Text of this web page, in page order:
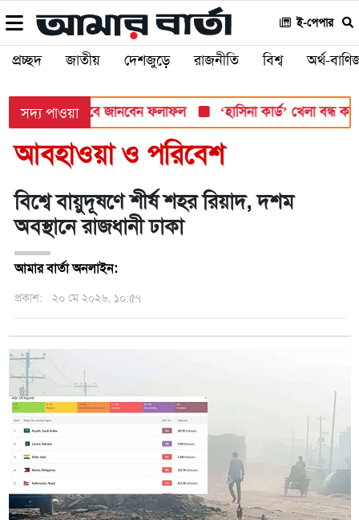
ই-পেপার
প্রচ্ছদ জাতীয় দেশজুড়ে রাজনীতি বিশ্ব অর্থ-
সদ্য পাওয়াযেভাবে জানবেন ফলাফল ‘হাসিনা কার্ড’ খেলা বন্ধ করতে
আবহাওয়া ও পরিবেশ
বিশ্বে বায়ুদূষণে শীর্ষ শহর রিয়াদ, দশম
অবস্থানে রাজধানী ঢাকা
আমার বার্তা অনলাইন:
প্রকাশ: ২০ মে ২০২৬, ১০:৫৭